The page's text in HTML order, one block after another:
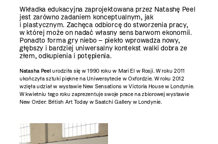
Wkładka edukacyjna zaprojektowana przez Natashę Peel
jest zarówno zadaniem konceptualnym, jak
i plastycznym. Zachęca odbiorcę do stworzenia pracy,
w której może on nadać własny sens barwom ekonomii.
Ponadto forma gry niebo – piekło wprowadza nowy,
głębszy i bardziej uniwersalny kontekst walki dobra ze
złem, odkupienia i potępienia.
Natasha Peel urodziła się w 1990 roku w Mari El w Rosji. W roku 2011
ukończyła sztuki piękne na Uniwersytecie w Oxfordzie. W roku 2012
wzięła udział w wystawie New Sensations w Victoria House w Londynie.
W kwietniu tego roku zaprezentuje swoje prace na zbiorowej wystawie
New Order: British Art Today w Saatchi Gallery w Londynie.